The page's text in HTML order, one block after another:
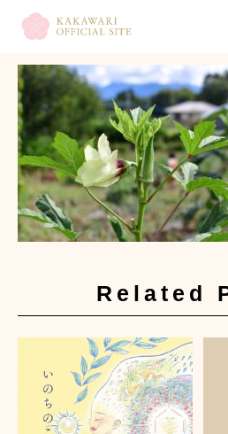
IMG_2053 2-min
Related